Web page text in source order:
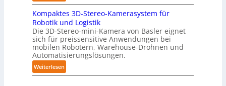
u
n
k
t
f
ü
r
p
s
i
e
r
u
n
g
s
3
D
-
H
a
n
d
l
Kompaktes 3D-Stereo-Kamerasystem für
Robotik und Logistik
Die 3D-Stereo-mini-Kamera von Basler eignet
sich für preissensitive Anwendungen bei
mobilen Robotern, Warehouse-Drohnen und
Automatisierungslösungen.
Weiterlesen:
K